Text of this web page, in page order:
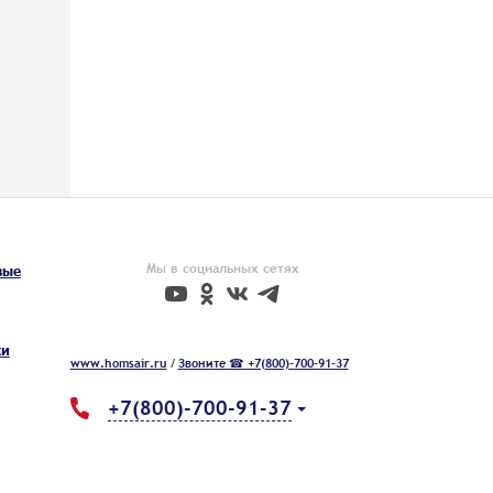
Мы в социальных сетях
www.homsair.ru /Звоните ☎ +7(800)-700-91-37
+7(800)-700-91-37